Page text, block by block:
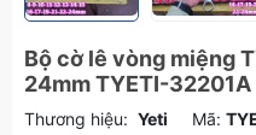
Bộ cờ lê vòng miệng
24mm TYETI-32201A
Thương hiệu: Yeti Mã: